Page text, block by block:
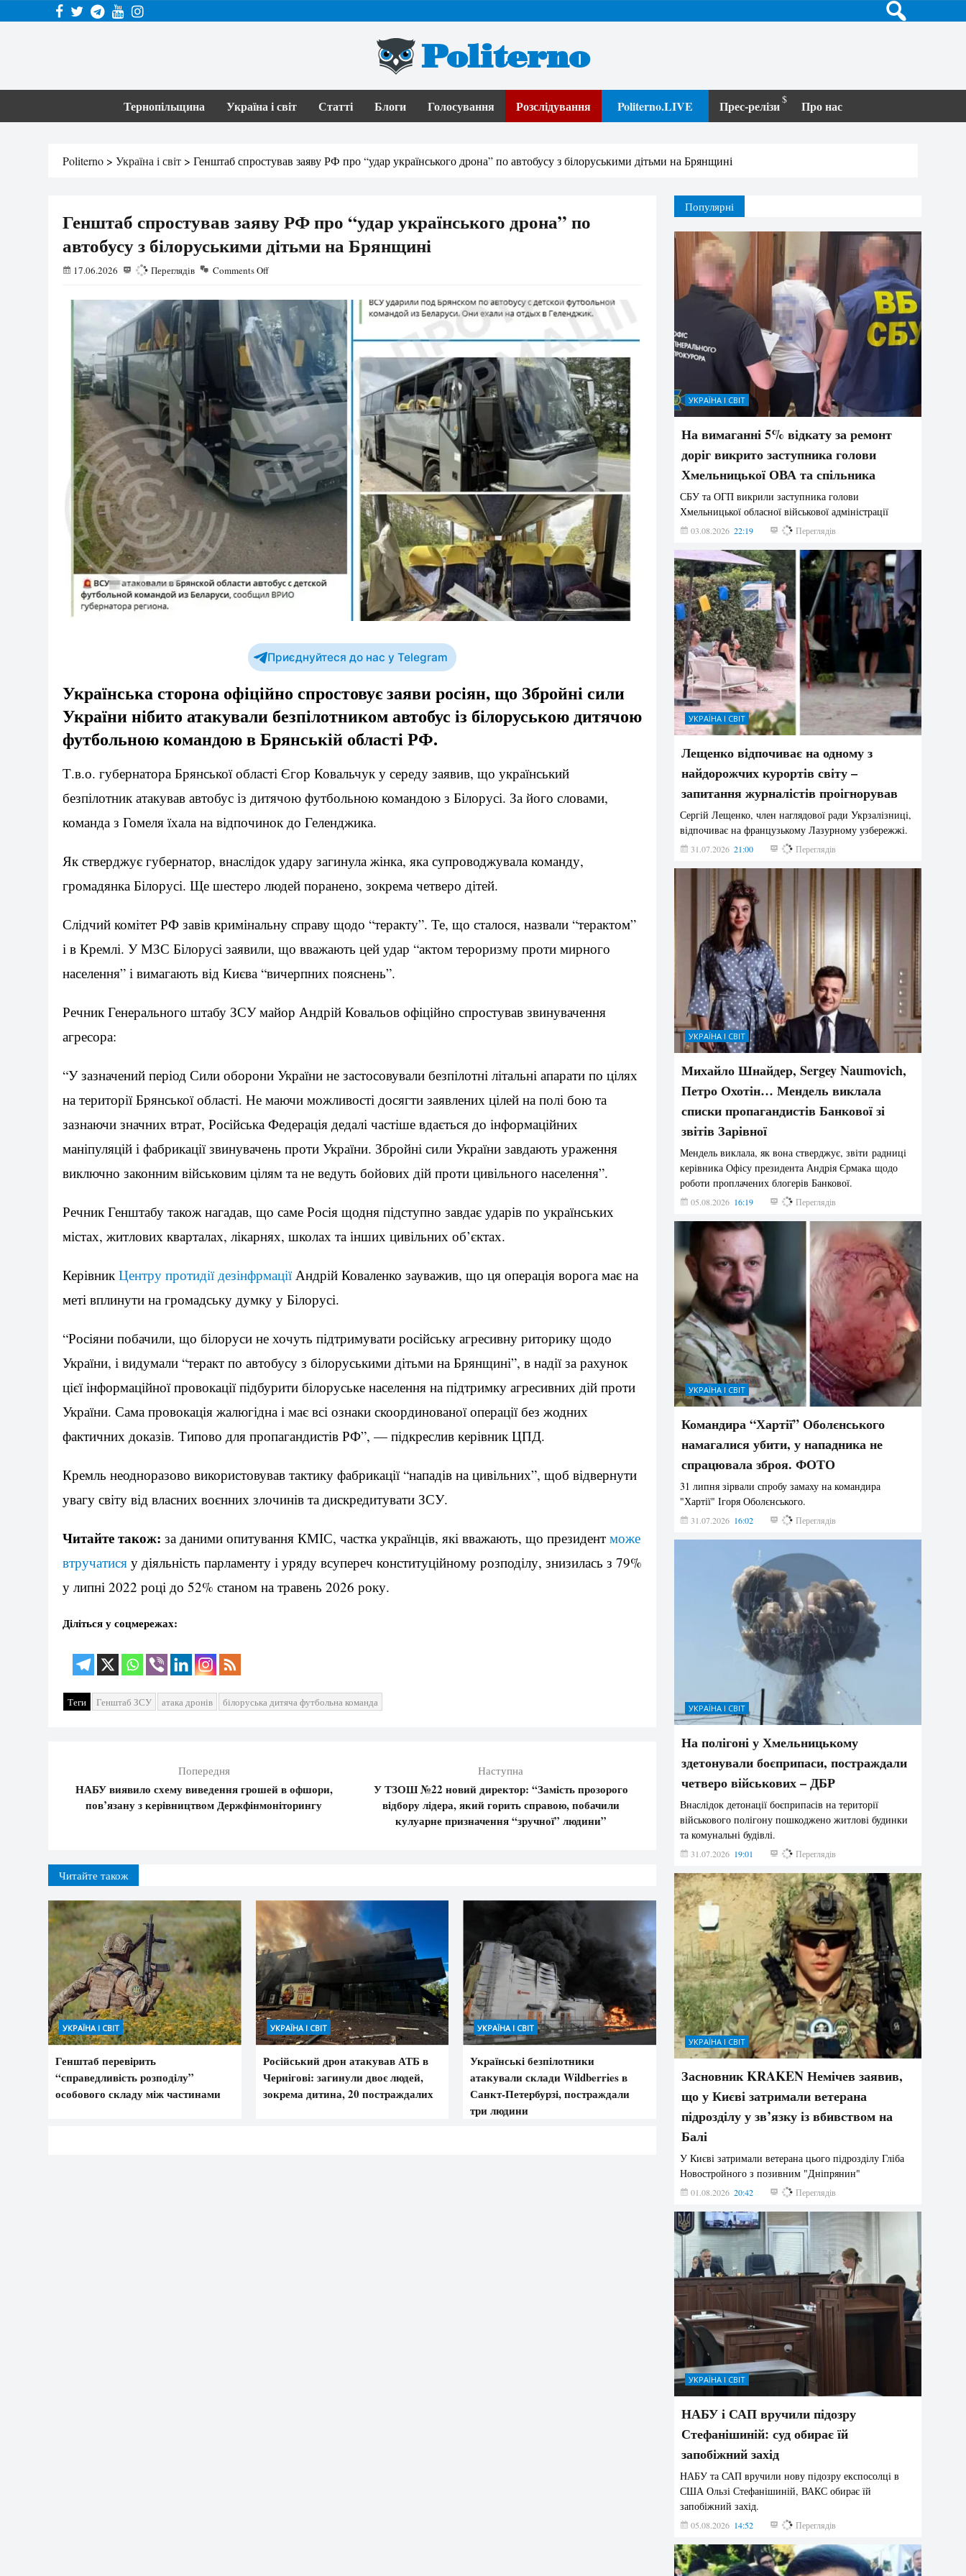
Politerno
Тернопільщина Україна і світ Статті Блоги Голосування Розслідування Politerno.LIVE Прес-релізи Про нас
Politerno > Україна і світ > Генштаб спростував заяву РФ про “удар українського дрона” по автобусу з білоруськими дітьми на Брянщині
Генштаб спростував заяву РФ про “удар українського дрона” по
автобусу з білоруськими дітьми на Брянщині
17.06.2026 144 Переглядів Comments Off
Приєднуйтеся до нас у Telegram
Українська сторона офіційно спростовує заяви росіян, що Збройні сили
України нібито атакували безпілотником автобус із білоруською дитячою
футбольною командою в Брянській області РФ.
Т.в.о. губернатора Брянської області Єгор Ковальчук у середу заявив, що український
безпілотник атакував автобус із дитячою футбольною командою з Білорусі. За його словами,
команда з Гомеля їхала на відпочинок до Геленджика.
Як стверджує губернатор, внаслідок удару загинула жінка, яка супроводжувала команду,
громадянка Білорусі. Ще шестеро людей поранено, зокрема четверо дітей.
Слідчий комітет РФ завів кримінальну справу щодо “теракту”. Те, що сталося, назвали “терактом”
і в Кремлі. У МЗС Білорусі заявили, що вважають цей удар “актом тероризму проти мирного
населення” і вимагають від Києва “вичерпних пояснень”.
Речник Генерального штабу ЗСУ майор Андрій Ковальов офіційно спростував звинувачення
агресора:
“У зазначений період Сили оборони України не застосовували безпілотні літальні апарати по цілях
на території Брянської області. Не маючи можливості досягти заявлених цілей на полі бою та
зазнаючи значних втрат, Російська Федерація дедалі частіше вдається до інформаційних
маніпуляцій і фабрикації звинувачень проти України. Збройні сили України завдають ураження
виключно законним військовим цілям та не ведуть бойових дій проти цивільного населення”.
Речник Генштабу також нагадав, що саме Росія щодня підступно завдає ударів по українських
містах, житлових кварталах, лікарнях, школах та інших цивільних об’єктах.
КерівникЦентру протидії дезінфрмаціїАндрій Коваленко зауважив, що ця операція ворога має на
меті вплинути на громадську думку у Білорусі.
“Росіяни побачили, що білоруси не хочуть підтримувати російську агресивну риторику щодо
України, і видумали “теракт по автобусу з білоруськими дітьми на Брянщині”, в надії за рахунок
цієї інформаційної провокації підбурити білоруське населення на підтримку агресивних дій проти
України. Сама провокація жалюгідна і має всі ознаки скоординованої операції без жодних
фактичних доказів. Типово для пропагандистів РФ”, — підкреслив керівник ЦПД.
Кремль неодноразово використовував тактику фабрикації “нападів на цивільних”, щоб відвернути
увагу світу від власних воєнних злочинів та дискредитувати ЗСУ.
Читайте також: за даними опитування КМІС, частка українців, які вважають, що президент може
втручатися у діяльність парламенту і уряду всупереч конституційному розподілу, знизилась з 79%
у липні 2022 році до 52% станом на травень 2026 року.
Діліться у соцмережах:
Теги Генштаб ЗСУ атака дронів білоруська дитяча футбольна команда
Попередня
НАБУ виявило схему виведення грошей в офшори,
пов’язану з керівництвом Держфінмоніторингу
Наступна
У ТЗОШ №22 новий директор: “Замість прозорого
відбору лідера, який горить справою, побачили
кулуарне призначення “зручної” людини”
Читайте також
УКРАЇНА І СВІТ
Генштаб перевірить
“справедливість розподілу”
особового складу між частинами
УКРАЇНА І СВІТ
Російський дрон атакував АТБ в
Чернігові: загинули двоє людей,
зокрема дитина, 20 постраждалих
УКРАЇНА І СВІТ
Українські безпілотники
атакували склади Wildberries в
Санкт-Петербурзі, постраждали
три людини
Популярні
УКРАЇНА І СВІТ
На вимаганні 5% відкату за ремонт
доріг викрито заступника голови
Хмельницької ОВА та спільника
СБУ та ОГП викрили заступника голови
Хмельницької обласної військової адміністрації
03.08.2026 22:19 853 Переглядів
УКРАЇНА І СВІТ
Лещенко відпочиває на одному з
найдорожчих курортів світу –
запитання журналістів проігнорував
Сергій Лещенко, член наглядової ради Укрзалізниці,
відпочиває на французькому Лазурному узбережжі.
31.07.2026 21:00 215 Переглядів
УКРАЇНА І СВІТ
Михайло Шнайдер, Sergey Naumovich,
Петро Охотін… Мендель виклала
списки пропагандистів Банкової зі
звітів Зарівної
Мендель виклала, як вона стверджує, звіти радниці
керівника Офісу президента Андрія Єрмака щодо
роботи проплачених блогерів Банкової.
05.08.2026 16:19 203 Переглядів
УКРАЇНА І СВІТ
Командира “Хартії” Оболєнського
намагалися убити, у нападника не
спрацювала зброя. ФОТО
31 липня зірвали спробу замаху на командира
"Хартії" Ігоря Оболєнського.
31.07.2026 16:02 197 Переглядів
УКРАЇНА І СВІТ
На полігоні у Хмельницькому
здетонували боєприпаси, постраждали
четверо військових – ДБР
Внаслідок детонації боєприпасів на території
військового полігону пошкоджено житлові будинки
та комунальні будівлі.
31.07.2026 19:01 189 Переглядів
УКРАЇНА І СВІТ
Засновник KRAKEN Немічев заявив,
що у Києві затримали ветерана
підрозділу у зв’язку із вбивством на
Балі
У Києві затримали ветерана цього підрозділу Гліба
Новостройного з позивним "Дніпрянин"
01.08.2026 20:42 181 Переглядів
УКРАЇНА І СВІТ
НАБУ і САП вручили підозру
Стефанішиній: суд обирає їй
запобіжний захід
НАБУ та САП вручили нову підозру експосолці в
США Ользі Стефанішиній, ВАКС обирає їй
запобіжний захід.
05.08.2026 14:52 146 Переглядів